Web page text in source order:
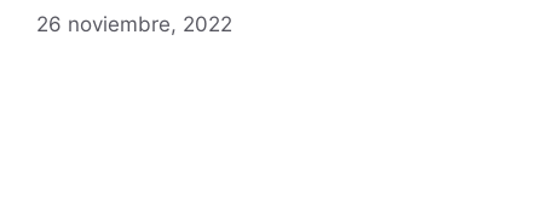
26 noviembre, 2022